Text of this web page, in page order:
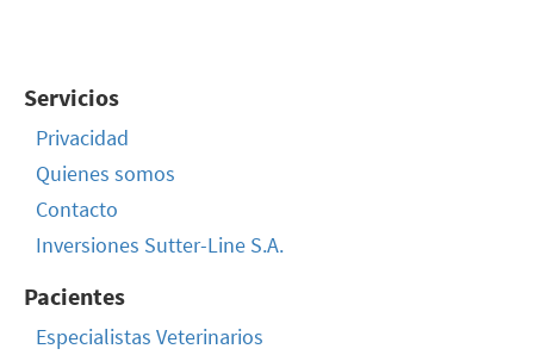
Servicios
Privacidad
Quienes somos
Contacto
Inversiones Sutter-Line S.A.
Pacientes
Especialistas Veterinarios